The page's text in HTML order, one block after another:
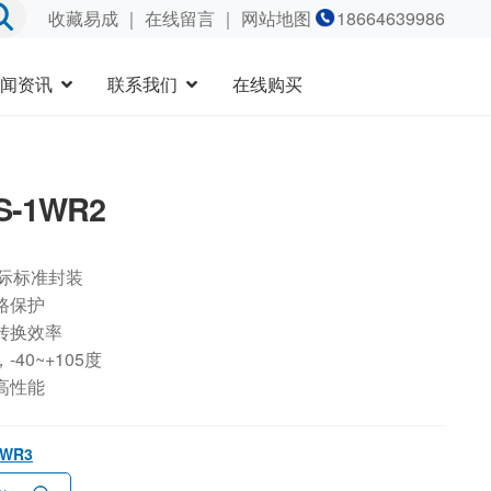
收藏易成｜ 在线留言｜ 网站地图 18664639986
资讯 联系我们 在线购买
1WR2
标准封装
保护
换效率
-40~+105度
性能